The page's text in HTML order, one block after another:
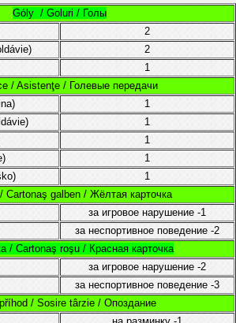
Góly / Goluri / Голы
2
2
1
/ Asistenţe / Голевые передачи
1
)
1
1
1
1
Cartonaş galben / Жёлтая карточка
за игровое нарушение -1
за неспортивное поведение -2
/ Cartonaş roşu / Красная карточка
за игровое нарушение -2
за неспортивное поведение -3
/ Sosire târzie / Опоздание